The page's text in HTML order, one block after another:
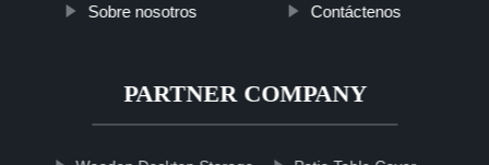
Sobre nosotros Contáctenos
PARTNER COMPANY